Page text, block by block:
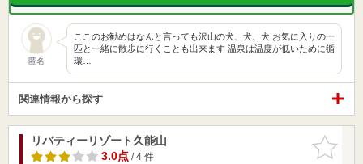
匿名
ここのお勧めはなんと言っても沢山の犬、犬、犬 お気に入りの一
匹と一緒に散歩に行くことも出来ます 温泉は温度が低いために循
環…
関連情報から探す
お気に入
りに追加
リバティーリゾート久能山
3.0点/ 4 件